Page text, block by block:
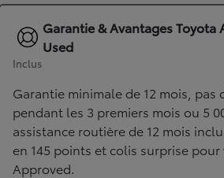
Garantie & Avantages Toyota
Used
Inclus
Garantie minimale de 12 mois, pas
pendant les 3 premiers mois ou 5
assistance routière de 12 mois
en 145 points et colis surprise pour
Approved.